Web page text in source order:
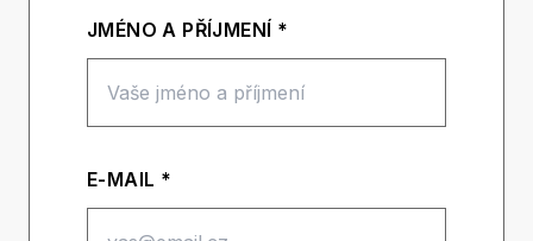
JMÉNO A PŘÍJMENÍ *
E-MAIL *